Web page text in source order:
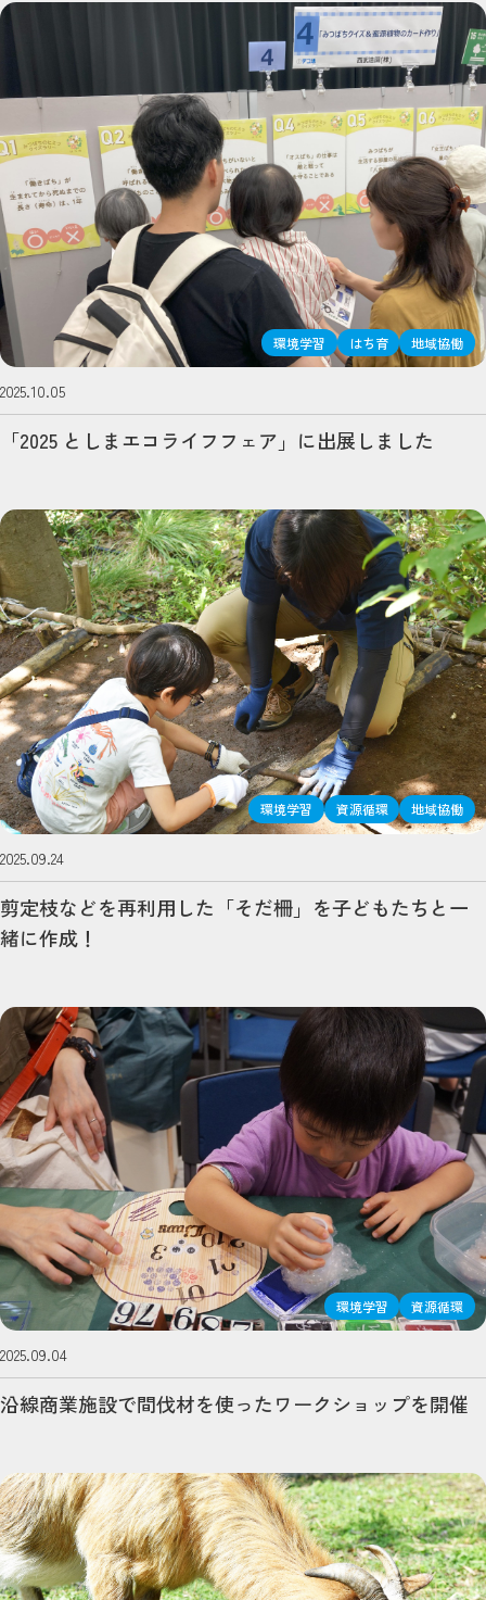
環境学習 はち育 地域協働
2025.10.05
「2025 としまエコライフフェア」に出展しました
環境学習 資源循環 地域協働
2025.09.24
剪定枝などを再利用した「そだ柵」を子どもたちと一
緒に作成！
環境学習 資源循環
2025.09.04
沿線商業施設で間伐材を使ったワークショップを開催